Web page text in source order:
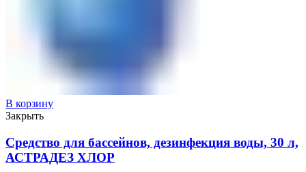
В корзину
Закрыть
Средство для бассейнов, дезинфекция воды, 30 л,
АСТРАДЕЗ ХЛОР